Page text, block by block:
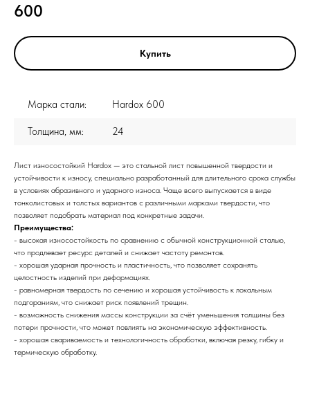
600
Купить
Марка стали: Hardox 600
Толщина, мм: 24
Лист износостойкий Hardox — это стальной лист повышенной твердости и
устойчивости к износу, специально разработанный для длительного срока службы
в условиях абразивного и ударного износа. Чаще всего выпускается в виде
тонколистовых и толстых вариантов с различными марками твердости, что
позволяет подобрать материал под конкретные задачи.
Преимущества:
- высокая износостойкость по сравнению с обычной конструкционной сталью,
что продлевает ресурс деталей и снижает частоту ремонтов.
- хорошая ударная прочность и пластичность, что позволяет сохранять
целостность изделий при деформациях.
- равномерная твердость по сечению и хорошая устойчивость к локальным
подгораниям, что снижает риск появлений трещин.
- возможность снижения массы конструкции за счёт уменьшения толщины без
потери прочности, что может повлиять на экономическую эффективность.
- хорошая свариваемость и технологичность обработки, включая резку, гибку и
термическую обработку.